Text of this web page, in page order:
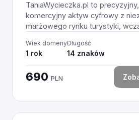
TaniaWycieczka.pl to
komercyjny aktyw cyfrowy z
marżowego rynku turystyki,
Wiek domeny
1 rok
Długość
14 znaków
690 PLN